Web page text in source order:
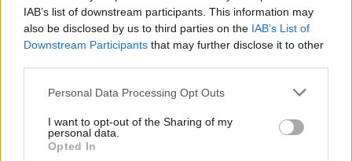
IAB’s list of downstream participants. This information may
also be disclosed by us to third parties on the IAB’s List of
Downstream Participants that may further disclose it to other
Personal Data Processing Opt Outs
I want to opt-out of the Sharing of my
personal data.
Opted In
Inps, Fava: «Il futuro delle pensioni si
Emanuela Meucci